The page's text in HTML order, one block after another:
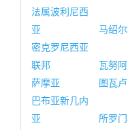
法属波利尼西
亚
马绍
密克罗尼西亚
联邦
瓦努
萨摩亚
图瓦卢
巴布亚新几内
亚
所罗